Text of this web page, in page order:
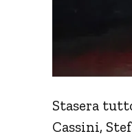
Stasera
Cassini,